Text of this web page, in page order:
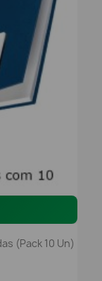
(pack 10 Un)